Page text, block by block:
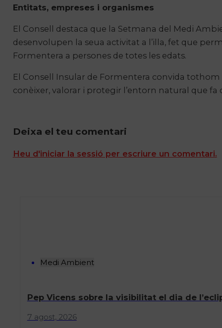
Entitats, empreses i organismes
El Consell destaca que la Setmana del Medi
desenvolupen la seua activitat a l’illa, fet que
Formentera a persones de totes les edats.
El Consell Insular de Formentera convida
conèixer, valorar i protegir l’entorn natural que fa
Deixa el teu comentari
Heu d'iniciar la sessió per escriure un comentari.
Medi Ambient
Pep Vicens sobre la visibilitat el dia de
7 agost, 2026